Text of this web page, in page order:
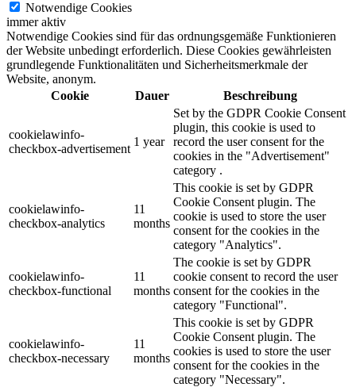
Notwendige Cookies
immer aktiv
Notwendige Cookies sind für das ordnungsgemäße Funktionieren
der Website unbedingt erforderlich. Diese Cookies gewährleisten
grundlegende Funktionalitäten und Sicherheitsmerkmale der
Website, anonym.
Cookie
Dauer Beschreibung
cookielawinfo-
checkbox-advertisement
1 year
Set by the GDPR Cookie Consent
plugin, this cookie is used to
record the user consent for the
cookies in the "Advertisement"
category .
cookielawinfo-
checkbox-analytics
11
months
This cookie is set by GDPR
Cookie Consent plugin. The
cookie is used to store the user
consent for the cookies in the
category "Analytics".
cookielawinfo-
checkbox-functional
11
months
The cookie is set by GDPR
cookie consent to record the user
consent for the cookies in the
category "Functional".
cookielawinfo-
checkbox-necessary
11
months
This cookie is set by GDPR
Cookie Consent plugin. The
cookies is used to store the user
consent for the cookies in the
category "Necessary".